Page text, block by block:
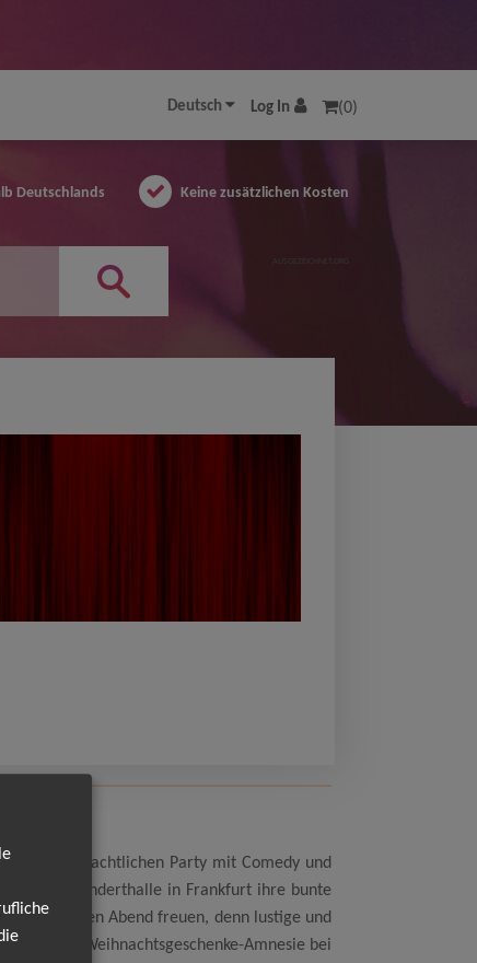
Deutsch Log In (0)
Deutschlands Keine zusätzlichen Kosten
weihnachtlichen Party mit Comedy und
der Jahrhunderthalle in Frankfurt ihre bunte
Abend freuen, denn lustige und
rührt die Weihnachtsgeschenke-Amnesie bei